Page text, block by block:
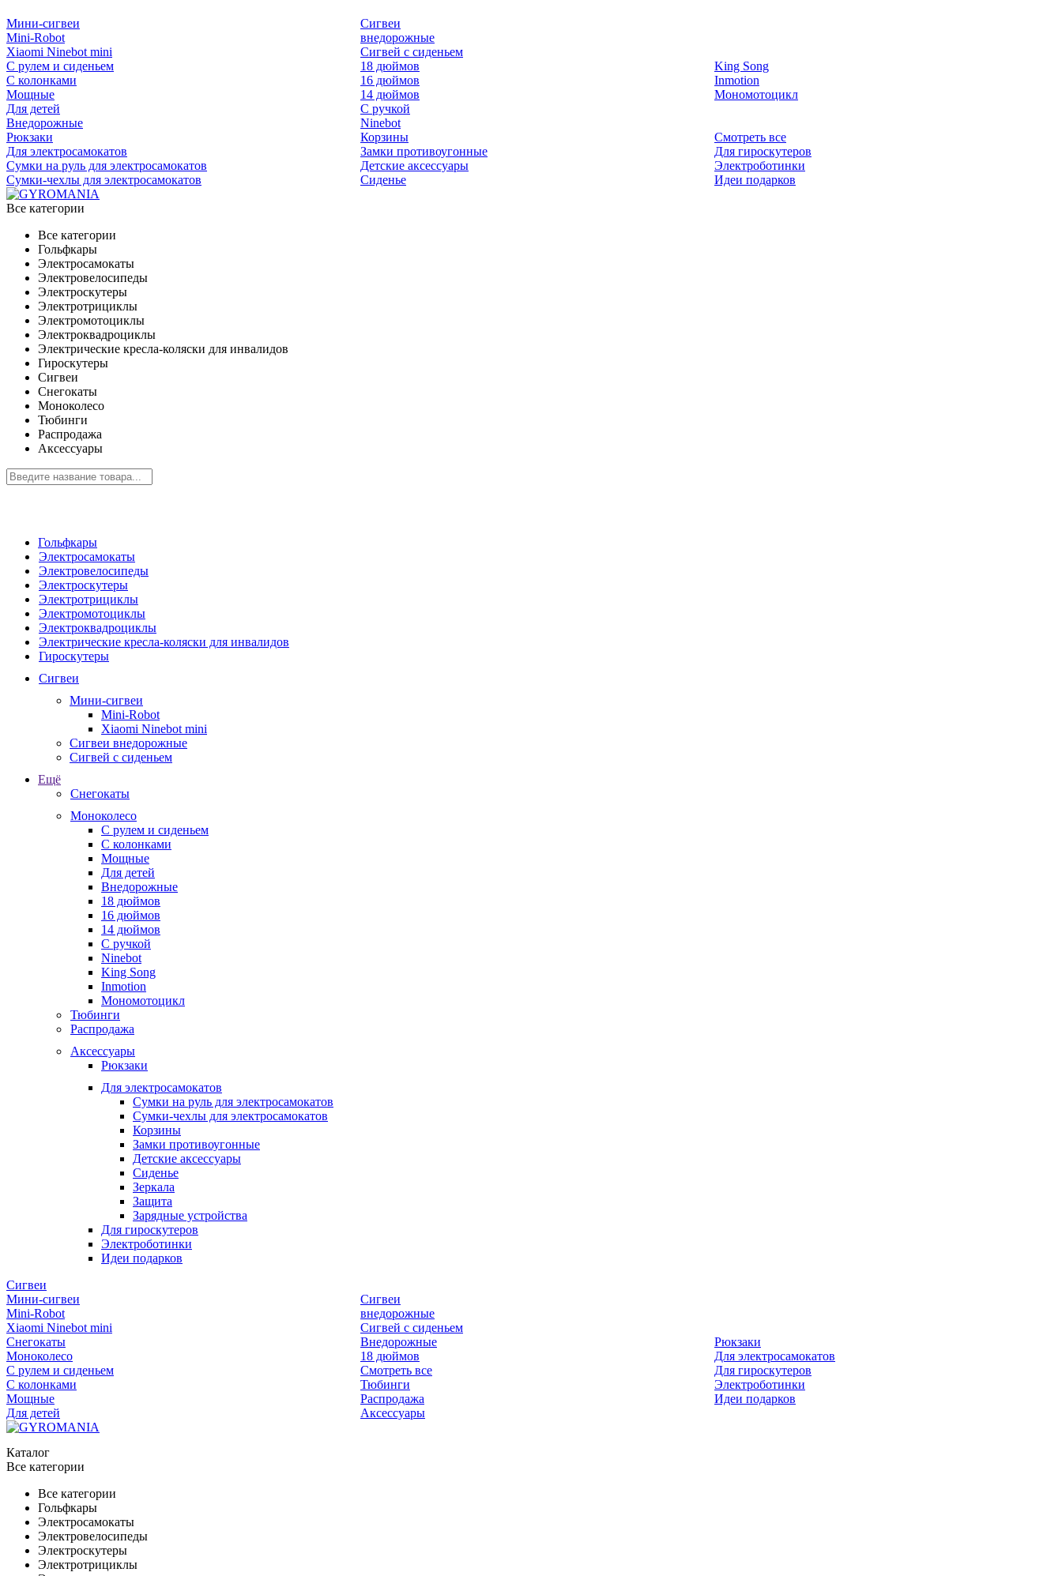
Мини-сигвеи
Mini-Robot
Xiaomi Ninebot mini
Сигвеи
внедорожные
Сигвей с сиденьем
С рулем и сиденьем
С колонками
Мощные
Для детей
Внедорожные
18 дюймов
16 дюймов
14 дюймов
С ручкой
Ninebot
King Song
Inmotion
Мономотоцикл
Рюкзаки
Для электросамокатов
Сумки на руль для электросамокатов
Сумки-чехлы для электросамокатов
Корзины
Замки противоугонные
Детские аксессуары
Сиденье
Смотреть все
Для гироскутеров
Электроботинки
Идеи подарков
Все категории
Все категории
Гольфкары
Электросамокаты
Электровелосипеды
Электроскутеры
Электротрициклы
Электромотоциклы
Электроквадроциклы
Электрические кресла-коляски для инвалидов
Гироскутеры
Сигвеи
Снегокаты
Моноколесо
Тюбинги
Распродажа
Аксессуары
Гольфкары
Электросамокаты
Электровелосипеды
Электроскутеры
Электротрициклы
Электромотоциклы
Электроквадроциклы
Электрические кресла-коляски для инвалидов
Гироскутеры
Сигвеи
Мини-сигвеи
Mini-Robot
Xiaomi Ninebot mini
Сигвеи внедорожные
Сигвей с сиденьем
Ещё
Снегокаты
Моноколесо
С рулем и сиденьем
С колонками
Мощные
Для детей
Внедорожные
18 дюймов
16 дюймов
14 дюймов
С ручкой
Ninebot
King Song
Inmotion
Мономотоцикл
Тюбинги
Распродажа
Аксессуары
Рюкзаки
Для электросамокатов
Сумки на руль для электросамокатов
Сумки-чехлы для электросамокатов
Корзины
Замки противоугонные
Детские аксессуары
Сиденье
Зеркала
Защита
Зарядные устройства
Для гироскутеров
Электроботинки
Идеи подарков
Сигвеи
Мини-сигвеи
Mini-Robot
Xiaomi Ninebot mini
Сигвеи
внедорожные
Сигвей с сиденьем
Снегокаты
Моноколесо
С рулем и сиденьем
С колонками
Мощные
Для детей
Внедорожные
18 дюймов
Смотреть все
Тюбинги
Распродажа
Аксессуары
Рюкзаки
Для электросамокатов
Для гироскутеров
Электроботинки
Идеи подарков
Каталог
Все категории
Все категории
Гольфкары
Электросамокаты
Электровелосипеды
Электроскутеры
Электротрициклы